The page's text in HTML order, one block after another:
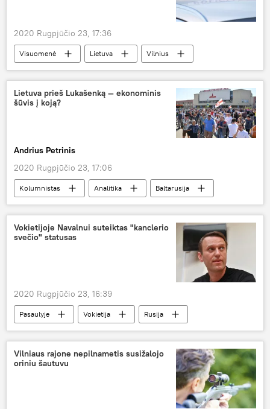
2020 Rugpjūčio 23, 17:36
Visuomenė Lietuva
Vilnius
narkotikai
Lietuva prieš Lukašenką — ekonominis
šūvis į koją?
Andrius Petrinis
2020 Rugpjūčio 23, 17:06
Kolumnistas Analitika
Baltarusija
Aleksandras Lukašenka
protestai
streikas
Situacija Baltarusijoje po prezidento rinkimų
Vokietijoje Navalnui suteiktas "kanclerio
svečio" statusas
2020 Rugpjūčio 23, 16:39
Pasaulyje Vokietija Rusija
Vilniaus rajone nepilnametis susižalojo
oriniu šautuvu